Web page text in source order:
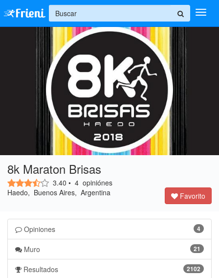
+
8k Maraton Brisas
3.40 • 4 opiniónes
Haedo, Buenos Aires, Argentina
Favorito
4
Opiniones
21
Muro
2102
Resultados